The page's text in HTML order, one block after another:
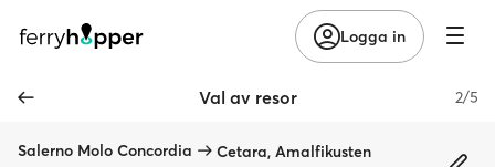
Logga in
Val av resor 2/5
Salerno Molo Concordia
Cetara, Amalfikusten